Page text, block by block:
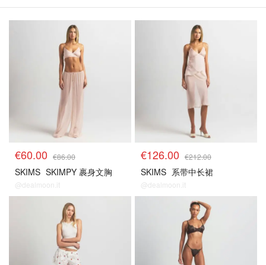
€60.00 €86.00
SKIMS SKIMPY 裹身文胸
@dealmoon.it
€126.00 €212.00
SKIMS 系带中长裙
@dealmoon.it